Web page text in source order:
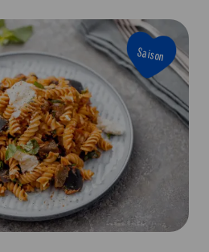
Saison